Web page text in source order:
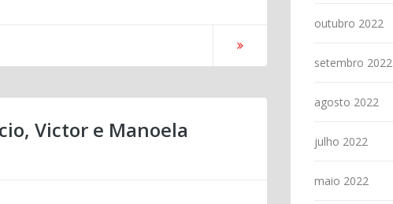
Victor e Manoela
outubro 2022
setembro 2022
agosto 2022
julho 2022
maio 2022